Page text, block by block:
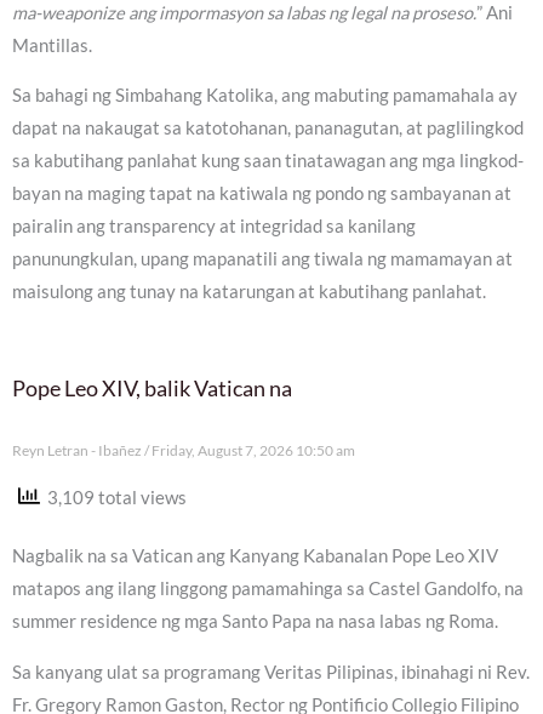
ma-weaponize ang impormasyon sa labas ng legal na proseso.” Ani
Mantillas.
Sa bahagi ng Simbahang Katolika, ang mabuting pamamahala ay
dapat na nakaugat sa katotohanan, pananagutan, at paglilingkod
sa kabutihang panlahat kung saan tinatawagan ang mga lingkod-
bayan na maging tapat na katiwala ng pondo ng sambayanan at
pairalin ang transparency at integridad sa kanilang
panunungkulan, upang mapanatili ang tiwala ng mamamayan at
maisulong ang tunay na katarungan at kabutihang panlahat.
Pope Leo XIV, balik Vatican na
Reyn Letran - Ibañez Friday, August 7, 2026 10:50 am
3,109 total views
Nagbalik na sa Vatican ang Kanyang Kabanalan Pope Leo XIV
matapos ang ilang linggong pamamahinga sa Castel Gandolfo, na
summer residence ng mga Santo Papa na nasa labas ng Roma.
Sa kanyang ulat sa programang Veritas Pilipinas, ibinahagi ni Rev.
Fr. Gregory Ramon Gaston, Rector ng Pontificio Collegio Filipino